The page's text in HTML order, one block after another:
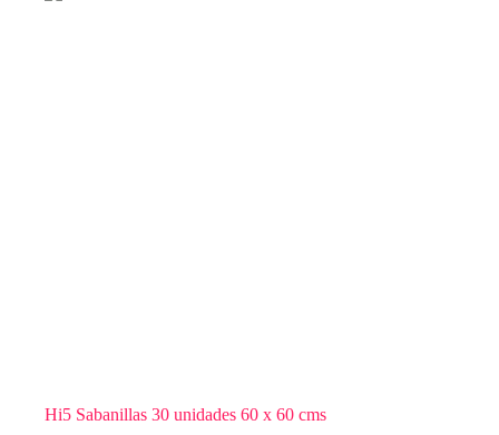
Hi5 Sabanillas 30 unidades 60 x 60 cms